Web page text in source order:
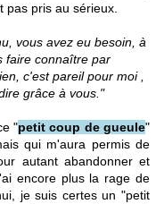
pas pris au sérieux.
vous avez eu besoin, à
faire connaître par
c'est pareil pour moi ,
grâce à vous."
"petit coup de gueule"
qui m'aura permis de
autant abandonner et
encore plus la rage de
je suis certes un "petit